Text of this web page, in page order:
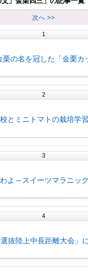
次へ >>
1
栗の名を冠した「金栗カ
2
とミニトマトの栽培学
3
わよ～スイーツマラニッ
4
選抜陸上中長距離大会」